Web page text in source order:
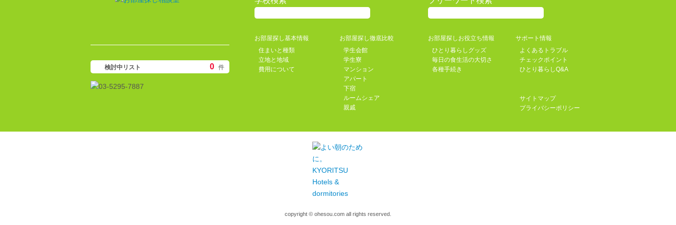
検討中リスト 0 件
お部屋探し基本情報
住まいと種類
立地と地域
費用について
お部屋探し徹底比較
学生会館
学生寮
マンション
アパート
下宿
ルームシェア
親戚
お部屋探しお役立ち情報
ひとり暮らしグッズ
毎日の食生活の大切さ
各種手続き
サポート情報
よくあるトラブル
チェックポイント
ひとり暮らしQ&A
サイトマップ
プライバシーポリシー
copyright © ohesou.com all rights reserved.